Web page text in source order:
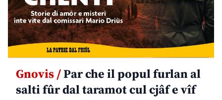
Gnovis /Par che il popul furlan al
salti fûr dal taramot cul cjâf e vîf